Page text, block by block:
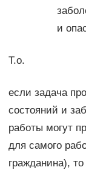
и
Т.о.
если задача
состояний и
работы могут
для самого
гражданина),